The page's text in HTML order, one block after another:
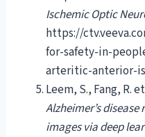
Ischemic Optic
https://
for-safety-in-
arteritic-anterior-
Leem, S., Fang, R.
Alzheimer’s
images via deep